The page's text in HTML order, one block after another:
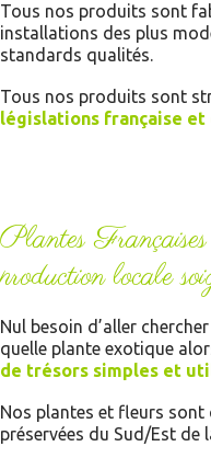
Tous nos produits sont
installations des plus
standards qualités.
Tous nos produits sont
législations française et
Plantes
production locale
Nul besoin d’aller
quelle plante exotique
de trésors simples et
Nos plantes et fleurs sont
préservées du Sud/Est de